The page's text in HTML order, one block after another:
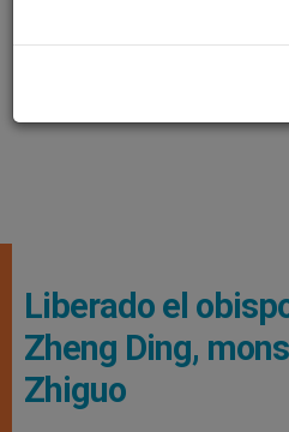
Liberado el
Zheng Ding,
Zhiguo